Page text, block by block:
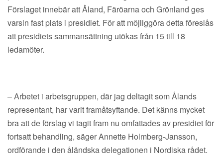
Förslaget innebär att Åland, Färöarna och Grönland ges
varsin fast plats i presidiet. För att möjliggöra detta föreslås
att presidiets sammansättning utökas från 15 till 18
ledamöter.
– Arbetet i arbetsgruppen, där jag deltagit som Ålands
representant, har varit framåtsyftande. Det känns mycket
bra att de förslag vi tagit fram nu omfattades av presidiet för
fortsatt behandling, säger Annette Holmberg-Jansson,
ordförande i den åländska delegationen i Nordiska rådet.